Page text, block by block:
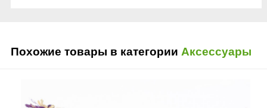
Похожие товары в категории Аксессуары